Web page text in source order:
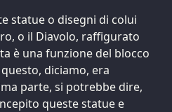
statue o disegni di colui
o il Diavolo, raffigurato
è una funzione del blocco
diciamo, era
parte, si potrebbe dire,
queste statue e